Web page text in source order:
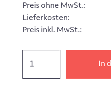
Preis ohne MwSt.:
Lieferkosten:
Preis inkl. MwSt.:
In